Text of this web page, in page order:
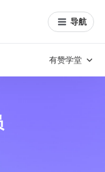
导航
有赞学堂